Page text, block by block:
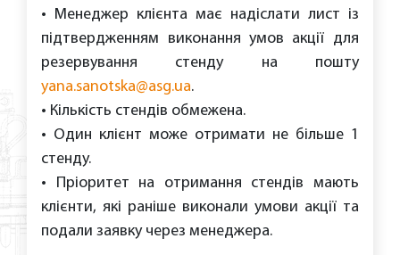
• Менеджер клієнта має надіслати лист із
підтвердженням виконання умов акції для
резервування стенду на пошту
yana.sanotska@asg.ua.
• Кількість стендів обмежена.
• Один клієнт може отримати не більше 1
стенду.
• Пріоритет на отримання стендів мають
клієнти, які раніше виконали умови акції та
подали заявку через менеджера.